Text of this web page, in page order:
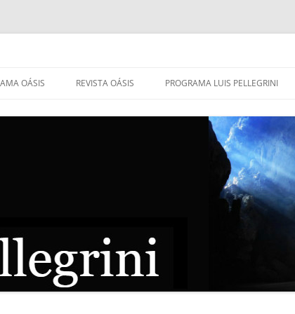
OÁSIS REVISTA OÁSIS PROGRAMA LUIS PELLEGRINI